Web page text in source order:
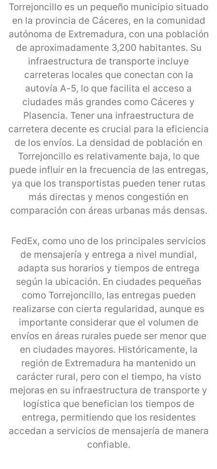
Torrejoncillo es un pequeño municipio situado
en la provincia de Cáceres, en la comunidad
autónoma de Extremadura, con una población
de aproximadamente 3,200 habitantes. Su
infraestructura de transporte incluye
carreteras locales que conectan con la
autovía A-5, lo que facilita el acceso a
ciudades más grandes como Cáceres y
Plasencia. Tener una infraestructura de
carretera decente es crucial para la eficiencia
de los envíos. La densidad de población en
Torrejoncillo es relativamente baja, lo que
puede influir en la frecuencia de las entregas,
ya que los transportistas pueden tener rutas
más directas y menos congestión en
comparación con áreas urbanas más densas.
FedEx, como uno de los principales servicios
de mensajería y entrega a nivel mundial,
adapta sus horarios y tiempos de entrega
según la ubicación. En ciudades pequeñas
como Torrejoncillo, las entregas pueden
realizarse con cierta regularidad, aunque es
importante considerar que el volumen de
envíos en áreas rurales puede ser menor que
en ciudades mayores. Históricamente, la
región de Extremadura ha mantenido un
carácter rural, pero con el tiempo, ha visto
mejoras en su infraestructura de transporte y
logística que benefician los tiempos de
entrega, permitiendo que los residentes
accedan a servicios de mensajería de manera
confiable.